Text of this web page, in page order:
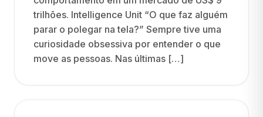
trilhões. Intelligence Unit “O que faz alguém
parar o polegar na tela?” Sempre tive uma
curiosidade obsessiva por entender o que
move as pessoas. Nas últimas […]